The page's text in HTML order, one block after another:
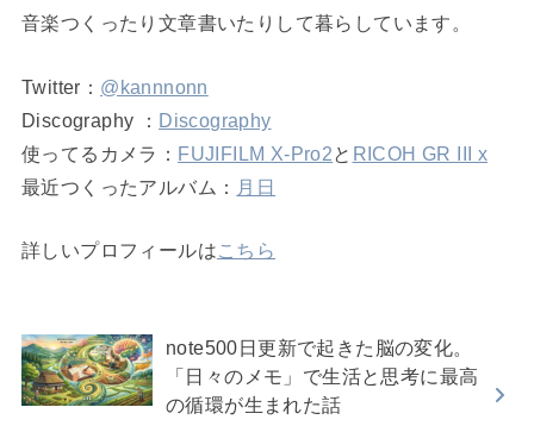
音楽つくったり文章書いたりして暮らしています。
Twitter： @kannnonn
Discography ： Discography
使ってるカメラ： FUJIFILM X-Pro2と RICOH GR III x
最近つくったアルバム： 月日
詳しいプロフィールはこちら
note500日更新で起きた脳の変化。
「日々のメモ」で生活と思考に最高
の循環が生まれた話